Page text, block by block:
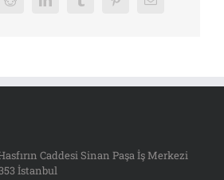
Reddit LinkedInTumblrPinterest
E-
Caddesi Sinan Paşa İş Merkezi
İstanbul